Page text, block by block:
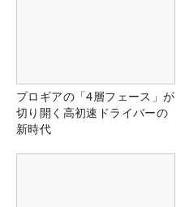
プロギアの「4層フェース」が
切り開く高初速ドライバーの
新時代